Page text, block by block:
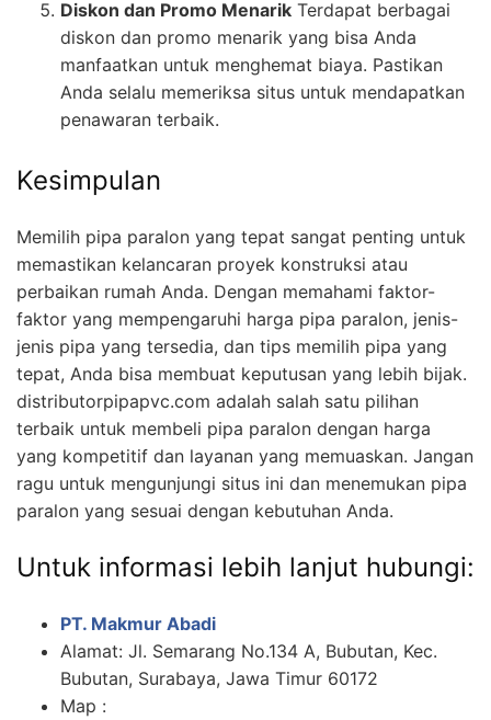
Diskon dan Promo Menarik Terdapat berbagai
diskon dan promo menarik yang bisa Anda
manfaatkan untuk menghemat biaya. Pastikan
Anda selalu memeriksa situs untuk mendapatkan
penawaran terbaik.
Kesimpulan
Memilih pipa paralon yang tepat sangat penting untuk
memastikan kelancaran proyek konstruksi atau
perbaikan rumah Anda. Dengan memahami faktor-
faktor yang mempengaruhi harga pipa paralon, jenis-
jenis pipa yang tersedia, dan tips memilih pipa yang
tepat, Anda bisa membuat keputusan yang lebih bijak.
distributorpipapvc.com adalah salah satu pilihan
terbaik untuk membeli pipa paralon dengan harga
yang kompetitif dan layanan yang memuaskan. Jangan
ragu untuk mengunjungi situs ini dan menemukan pipa
paralon yang sesuai dengan kebutuhan Anda.
Untuk informasi lebih lanjut hubungi:
PT. Makmur Abadi
Alamat: Jl. Semarang No.134 A, Bubutan, Kec.
Bubutan, Surabaya, Jawa Timur 60172
Map :